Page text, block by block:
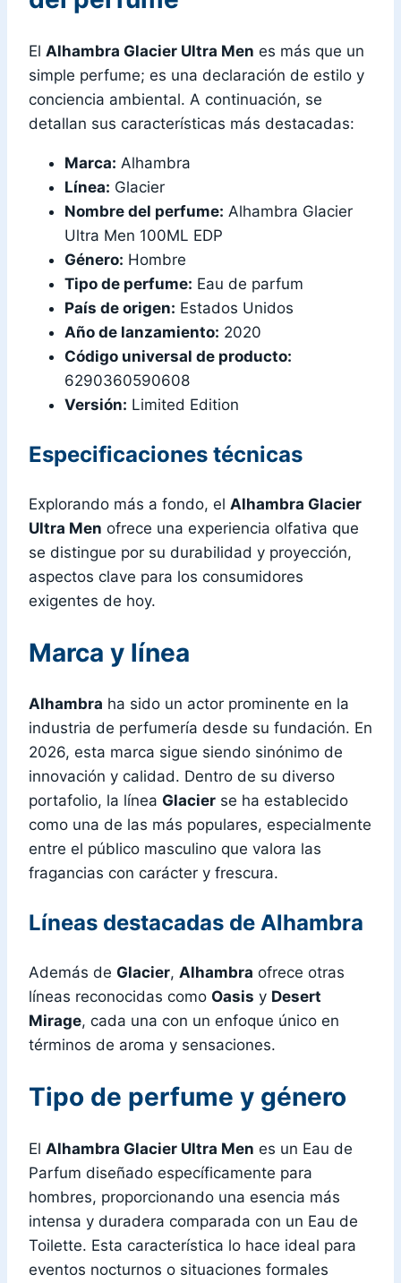
El Alhambra Glacier Ultra Men es más que un
simple perfume; es una declaración de estilo y
conciencia ambiental. A continuación, se
detallan sus características más destacadas:
Marca: Alhambra
Línea: Glacier
Nombre del perfume: Alhambra Glacier
Ultra Men 100ML EDP
Género: Hombre
Tipo de perfume: Eau de parfum
País de origen: Estados Unidos
Año de lanzamiento: 2020
Código universal de producto:
6290360590608
Versión: Limited Edition
Especificaciones técnicas
Explorando más a fondo, el Alhambra Glacier
Ultra Men ofrece una experiencia olfativa que
se distingue por su durabilidad y proyección,
aspectos clave para los consumidores
exigentes de hoy.
Marca y línea
Alhambra ha sido un actor prominente en la
industria de perfumería desde su fundación. En
2026, esta marca sigue siendo sinónimo de
innovación y calidad. Dentro de su diverso
portafolio, la línea Glacier se ha establecido
como una de las más populares, especialmente
entre el público masculino que valora las
fragancias con carácter y frescura.
Líneas destacadas de Alhambra
Además de Glacier, Alhambra ofrece otras
líneas reconocidas como Oasis y Desert
Mirage, cada una con un enfoque único en
términos de aroma y sensaciones.
Tipo de perfume y género
El Alhambra Glacier Ultra Men es un Eau de
Parfum diseñado específicamente para
hombres, proporcionando una esencia más
intensa y duradera comparada con un Eau de
Toilette. Esta característica lo hace ideal para
eventos nocturnos o situaciones formales